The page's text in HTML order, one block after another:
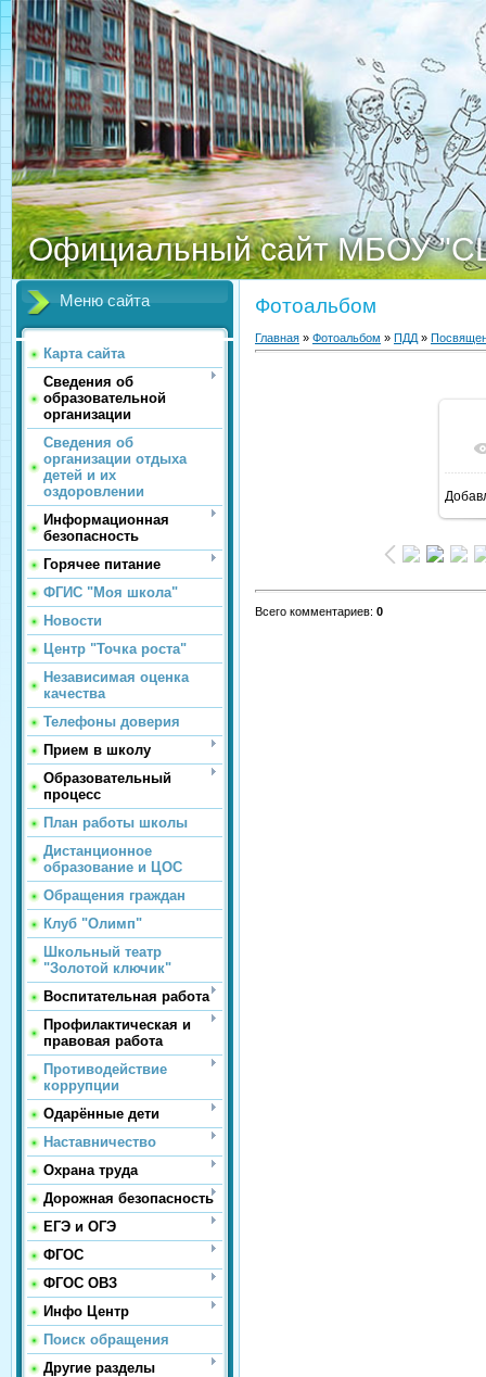
Официальный сайт МБОУ
Меню сайта
Карта сайта
Сведения об
образовательной
организации
Сведения об
организации отдыха
детей и их
оздоровлении
Информационная
безопасность
Горячее питание
ФГИС "Моя школа"
Новости
Центр "Точка роста"
Независимая оценка
качества
Телефоны доверия
Прием в школу
Образовательный
процесс
План работы школы
Дистанционное
образование и ЦОС
Обращения граждан
Клуб "Олимп"
Школьный театр
"Золотой ключик"
Воспитательная работа
Профилактическая и
правовая работа
Противодействие
коррупции
Одарённые дети
Наставничество
Охрана труда
Дорожная безопасность
ЕГЭ и ОГЭ
ФГОС
ФГОС ОВЗ
Инфо Центр
Поиск обращения
Другие разделы
Фотоальбом
Главная » Фотоальбом » ПДД »
Всего комментариев: 0